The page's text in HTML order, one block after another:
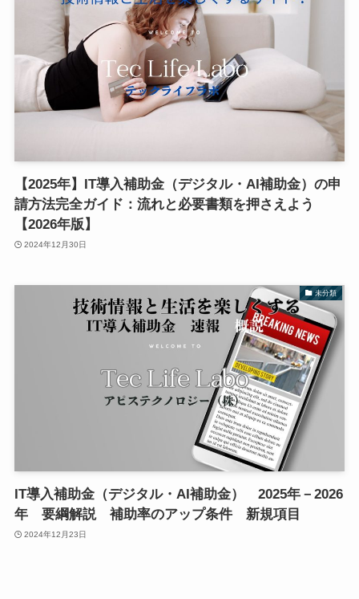
【2025年】IT導入補助金（デジタル・AI補助金）の申
請方法完全ガイド：流れと必要書類を押さえよう
【2026年版】
2024年12月30日
未分類
IT導入補助金（デジタル・AI補助金） 2025年－2026
年 要綱解説 補助率のアップ条件 新規項目
2024年12月23日